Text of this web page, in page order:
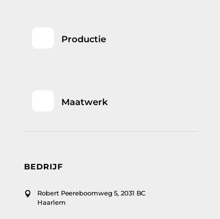
Productie
Maatwerk
BEDRIJF

Robert Peereboomweg 5, 2031 BC
Haarlem